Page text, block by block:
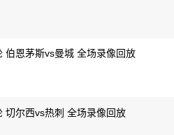
伯恩茅斯vs曼城 全场录像回放
切尔西vs热刺 全场录像回放